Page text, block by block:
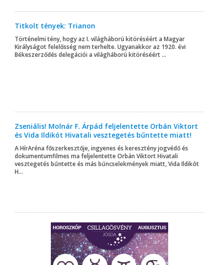
Titkolt tények: Trianon
Történelmi tény, hogy az I. világháború kitöréséért a Magyar
Királyságot felelősség nem terhelte. Ugyanakkor az 1920. évi
Békeszerződés delegációi a világháború kitöréséért ...
Zseniális! Molnár F. Árpád feljelentette Orbán Viktort
és Vida Ildikót Hivatali vesztegetés bűntette miatt!
A HírAréna főszerkesztője, ingyenes és keresztény jogvédő és
dokumentumfilmes ma feljelentette Orbán Viktort Hivatali
vesztegetés bűntette és más bűncselekmények miatt, Vida Ildikót
H...